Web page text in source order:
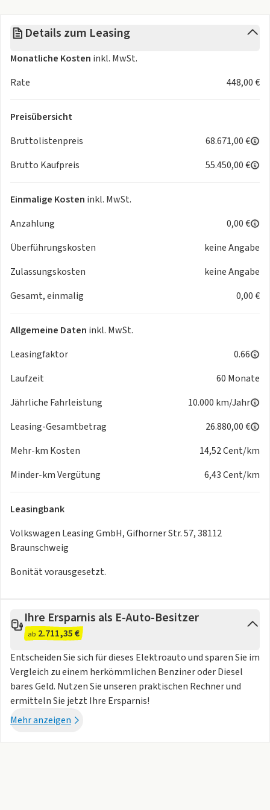
- Automatische Distanzregelung ACC Stop & Go
up-Horn und Abschleppschutz
- Zentralverriegelung mit schlüssellosem Schließ- und
- Bordcomputer
- Seitenairbags
- Seiten- und Kopfairbags für Fahrer und Beifahrer sowie
- Außentemperaturanzeige
geschwindigkeitsabhängig geregelt
- ESP
- Anti-Blockier-System (ABS)
auf Sonnenblende und B-Säule
- Kopfstützen hinten
- Aktive Kopfstützen
- Reifenkontrollanzeige
Deaktivierung
Assistenzsysteme
- Spurhalteassistent Lane Assist
- Spurwechselassistent Side Assist Ausparkassistent und
- Verkehrszeichenerkennung
- Ablenkungs- und Müdigkeitserkennung
- Intelligent Speed Assist inkl. Geschwindigkeitsbegrenzer
benötigter Mobilfunknetze
Multimedia
- Navigationssystem Discover Pro
- Digitaler Radioempfang (DAB+)
Ladebuchse für Beifahrer Ladeleistung bis zu 45 W
- App-Connect inkl. App-Connect Wireless für Apple CarPlay
und Android Auto
- Audiostreaming integriert
- Freisprecheinrichtung
- Touchscreen
- Vorbereitung Telefon
- Mobiltelefon-Schnittstelle Comfort mitinduktiver
Details zum Leasing
Monatliche Kosten inkl. MwSt.
Rate
448,00 €
Preisübersicht
Bruttolistenpreis
68.671,00 €
Brutto Kaufpreis
55.450,00 €
Einmalige Kosten inkl. MwSt.
Anzahlung
0,00 €
Überführungskosten
keine Angabe
Zulassungskosten
keine Angabe
Gesamt, einmalig
0,00 €
Allgemeine Daten inkl. MwSt.
Leasingfaktor
0.66
Laufzeit
60 Monate
Jährliche Fahrleistung
10.000 km/Jahr
Leasing-Gesamtbetrag
26.880,00 €
Mehr-km Kosten
14,52 Cent/km
Minder-km Vergütung
6,43 Cent/km
Leasingbank
Volkswagen Leasing GmbH, Gifhorner Str. 57, 38112
Braunschweig
Bonität vorausgesetzt.
Ihre Ersparnis als E-Auto-Besitzer
ab 2.711,35 €
Entscheiden Sie sich für dieses Elektroauto und sparen Sie im
Vergleich zu einem herkömmlichen Benziner oder Diesel
bares Geld. Nutzen Sie unseren praktischen Rechner und
ermitteln Sie jetzt Ihre Ersparnis!
Mehr anzeigen